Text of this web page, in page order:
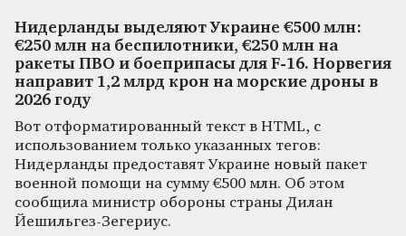
Нидерланды выделяют Украине €500 млн:
€250 млн на беспилотники, €250 млн на
ракеты ПВО и боеприпасы для F-16. Норвегия
направит 1,2 млрд крон на морские дроны в
2026 году
Вот отформатированный текст в HTML, с
использованием только указанных тегов:
Нидерланды предоставят Украине новый пакет
военной помощи на сумму €500 млн. Об этом
сообщила министр обороны страны Дилан
Йешильгез-Зегериус.